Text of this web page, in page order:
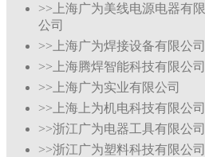
>>上海广为美线电源电器有限
公司
>>上海广为焊接设备有限公司
>>上海腾焊智能科技有限公司
>>上海广为实业有限公司
>>上海上为机电科技有限公司
>>浙江广为电器工具有限公司
>>浙江广为塑料科技有限公司